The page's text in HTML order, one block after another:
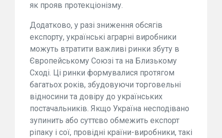
як прояв протекціонізму.
Додатково, у разі зниження обсягів
експорту, українські аграрні виробники
можуть втратити важливі ринки збуту в
Європейському Союзі та на Близькому
Сході. Ці ринки формувалися протягом
багатьох років, збудовуючи торговельні
відносини та довіру до українських
постачальників. Якщо Україна несподівано
зупинить або суттєво обмежить експорт
ріпаку і сої, провідні країни-виробники, такі